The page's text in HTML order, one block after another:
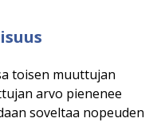
toisen muuttujan
arvo pienenee
soveltaa nopeuden